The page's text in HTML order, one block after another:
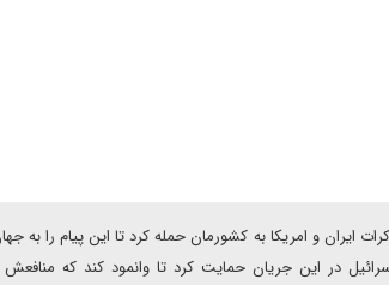
و امریکا به کشورمان حمله کرد تا این پیام را به
در این جریان حمایت کرد تا وانمود کند که منافعش